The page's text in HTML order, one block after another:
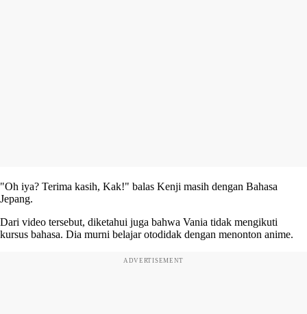
"Oh iya? Terima kasih, Kak!" balas Kenji masih dengan Bahasa
Jepang.
Dari video tersebut, diketahui juga bahwa Vania tidak mengikuti
kursus bahasa. Dia murni belajar otodidak dengan menonton anime.
ADVERTISEMENT